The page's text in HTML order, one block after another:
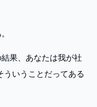
果、あなたは我が社
いうことだってある